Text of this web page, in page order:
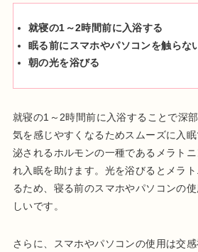
就寝の1～2時間前に入浴する
眠る前にスマホやパソコンを触らな
朝の光を浴びる
就寝の1～2時間前に入浴することで深
気を感じやすくなるためスムーズに入
泌されるホルモンの一種であるメラト
れ入眠を助けます。光を浴びるとメラ
るため、寝る前のスマホやパソコンの
しいです。
さらに、スマホやパソコンの使用は交